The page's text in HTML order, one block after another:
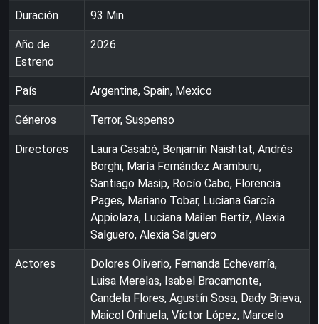
Duración 93 Min.
Año de
Estreno
2026
País Argentina, Spain, Mexico
Géneros Terror, Suspenso
Directores
Laura Casabé, Benjamín Naishtat, Andrés
Borghi, María Fernández Aramburu,
Santiago Masip, Rocío Cabo, Florencia
Pages, Mariano Tobar, Luciana García
Appiolaza, Luciana Mailen Bertiz, Alexia
Salguero, Alexia Salguero
Actores
Dolores Oliverio, Fernanda Echevarría,
Luisa Merelas, Isabel Bracamonte,
Candela Flores, Agustín Sosa, Dady Brieva,
Maicol Orihuela, Víctor López, Marcelo